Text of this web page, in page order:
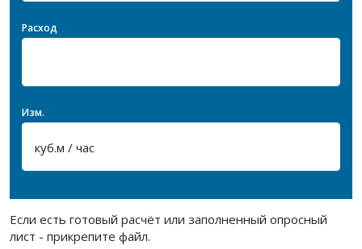
Расход
Изм.
Если есть готовый расчёт или заполненный опросный
лист - прикрепите файл.